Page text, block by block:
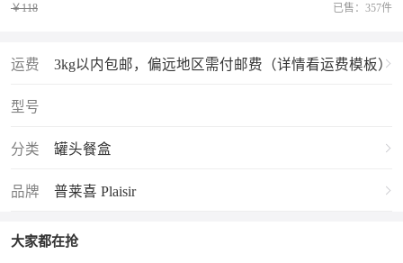
￥118 已售：357件
运费 3kg以内包邮，偏远地区需付邮费（详情看运费模板）
型号
分类 罐头餐盒
品牌 普莱喜 Plaisir
大家都在抢